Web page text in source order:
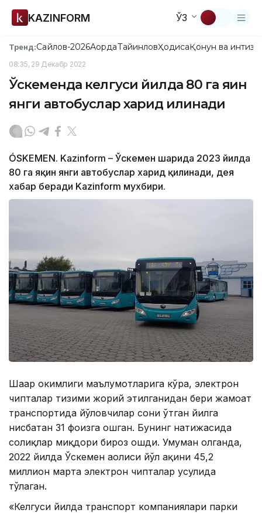
KAZINFORM ЎЗ
Тренд:Сайлов-2026АқордаТайинловҲодисаҚонун ва
08:35, 29 Декабр 2022
Ўскеменда келгуси йилда 80 га яқин
янги автобуслар харид қилинади
ÓSKEMEN. Kazinform – Ўскемен шаҳрида 2023 йилда
80 га яқин янги автобуслар харид қилинади, дея
хабар беради Kazinform мухбири.
Шаҳар ҳокимлиги маълумотларига кўра, электрон
чипталар тизими жорий этилганидан бери жамоат
транспортида йўловчилар сони ўтган йилга
нисбатан 31 фоизга ошган. Бунинг натижасида
солиқлар миқдори бироз ошди. Умуман олганда,
2022 йилда Ўскемен аҳолиси йўл ҳақини 45,2
миллион марта электрон чипталар усулида
тўлаган.
«Келгуси йилда транспорт компаниялари парки